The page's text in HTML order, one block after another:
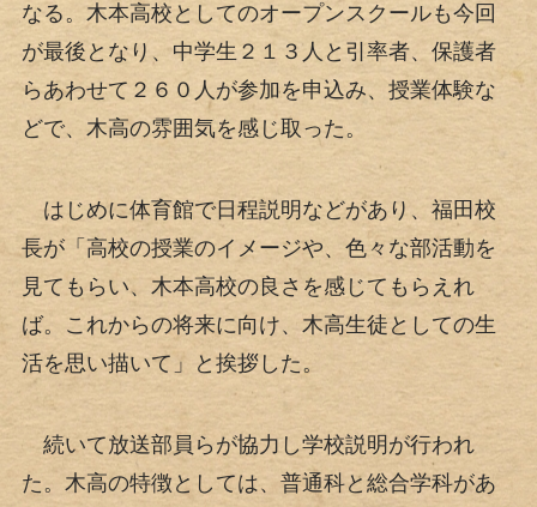
なる。木本高校としてのオープンスクールも今回
が最後となり、中学生２１３人と引率者、保護者
らあわせて２６０人が参加を申込み、授業体験な
どで、木高の雰囲気を感じ取った。
はじめに体育館で日程説明などがあり、福田校
長が「高校の授業のイメージや、色々な部活動を
見てもらい、木本高校の良さを感じてもらえれ
ば。これからの将来に向け、木高生徒としての生
活を思い描いて」と挨拶した。
続いて放送部員らが協力し学校説明が行われ
た。木高の特徴としては、普通科と総合学科があ